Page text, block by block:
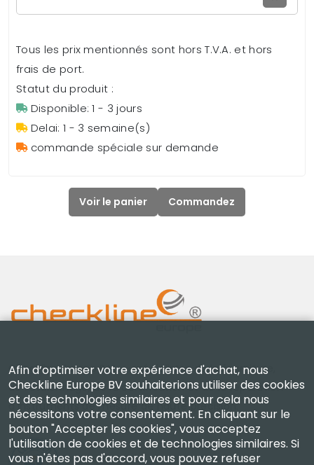
Tous les prix mentionnés sont hors T.V.A. et hors
frais de port.
Statut du produit :
Disponible: 1 - 3 jours
Delai: 1 - 3 semaine(s)
commande spéciale sur demande
Voir le panier Commandez
Checkline Europe B.V. — spécialistes de la fourniture,
de l'étalonnage, de la certification et de la réparation
d'instruments de mesure de haute précision.
Afin d’optimiser votre expérience d'achat, nous
Checkline Europe BV souhaiterions utiliser des cookies
et des technologies similaires et pour cela nous
nécessitons votre consentement. En cliquant sur le
bouton "Accepter les cookies", vous acceptez
l'utilisation de cookies et de technologies similaires. Si
vous n'êtes pas d'accord, vous pouvez refuser